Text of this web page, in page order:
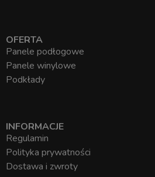
OFERTA
Panele podłogowe
Panele winylowe
Podkłady
INFORMACJE
Regulamin
Polityka prywatności
Dostawa i zwroty